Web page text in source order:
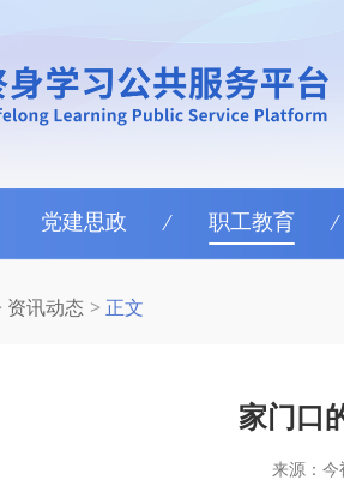
党建思政 职工教育
资讯动态 正文
家门口
来源：